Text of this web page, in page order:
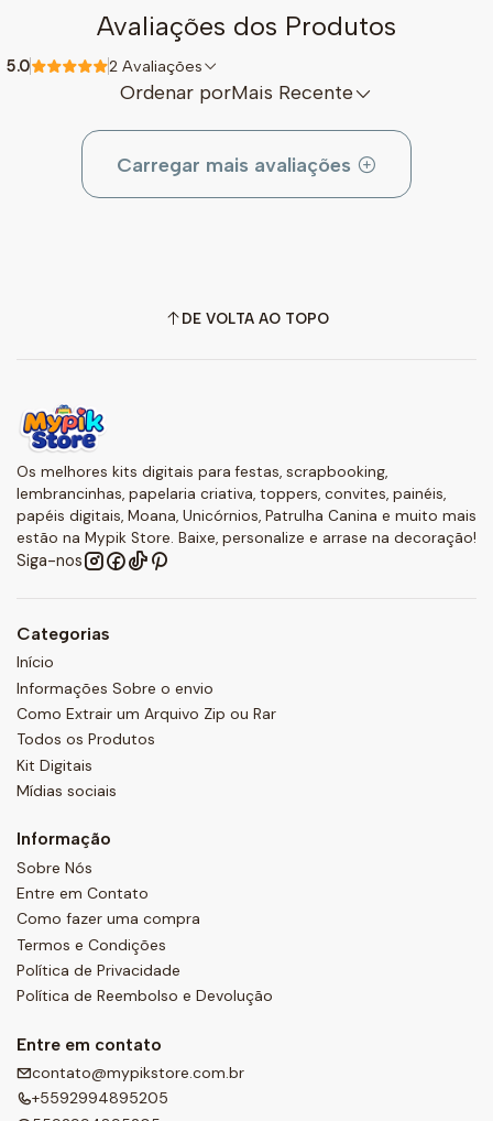
Avaliações dos Produtos
5.0 2 Avaliações
Ordenar porMais Recente
Carregar mais avaliações
DE VOLTA AO TOPO
Os melhores kits digitais para festas, scrapbooking,
lembrancinhas, papelaria criativa, toppers, convites, painéis,
papéis digitais, Moana, Unicórnios, Patrulha Canina e muito mais
estão na Mypik Store. Baixe, personalize e arrase na decoração!
Siga-nos
Categorias
Início
Informações Sobre o envio
Como Extrair um Arquivo Zip ou Rar
Todos os Produtos
Kit Digitais
Mídias sociais
Informação
Sobre Nós
Entre em Contato
Como fazer uma compra
Termos e Condições
Política de Privacidade
Política de Reembolso e Devolução
Entre em contato
contato@mypikstore.com.br
+5592994895205